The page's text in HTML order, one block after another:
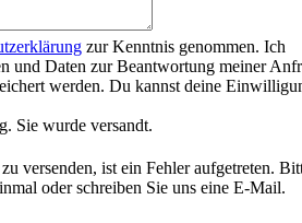
zur Kenntnis genommen. Ich
und Daten zur Beantwortung meiner
werden. Du kannst deine
Sie wurde versandt.
versenden, ist ein Fehler aufgetreten.
oder schreiben Sie uns eine E-Mail.